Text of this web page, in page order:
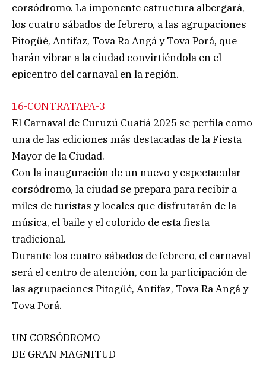
corsódromo. La imponente estructura albergará,
los cuatro sábados de febrero, a las agrupaciones
Pitogüé, Antifaz, Tova Ra Angá y Tova Porá, que
harán vibrar a la ciudad convirtiéndola en el
epicentro del carnaval en la región.
16-CONTRATAPA-3
El Carnaval de Curuzú Cuatiá 2025 se perfila como
una de las ediciones más destacadas de la Fiesta
Mayor de la Ciudad.
Con la inauguración de un nuevo y espectacular
corsódromo, la ciudad se prepara para recibir a
miles de turistas y locales que disfrutarán de la
música, el baile y el colorido de esta fiesta
tradicional.
Durante los cuatro sábados de febrero, el carnaval
será el centro de atención, con la participación de
las agrupaciones Pitogüé, Antifaz, Tova Ra Angá y
Tova Porá.
UN CORSÓDROMO
DE GRAN MAGNITUD